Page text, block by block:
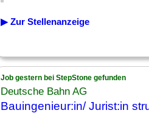
▶ Zur Stellenanzeige
Job gestern bei StepStone gefunden
Deutsche Bahn AG
Bauingenieur:in/ Jurist:in